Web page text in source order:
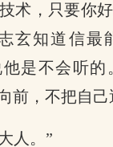
术，只要你
玄知道信最
是不会听的
前，不把自己
人。”